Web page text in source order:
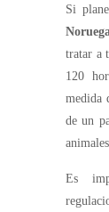
Si
Noruega
tratar a
120
medida
de un
Es